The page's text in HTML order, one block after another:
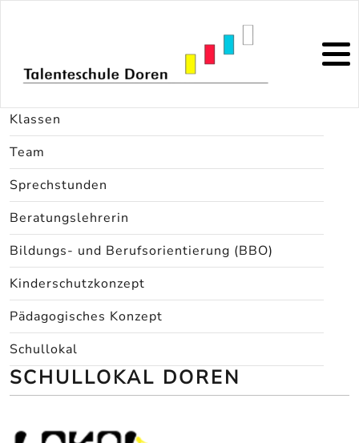
Direktion
Klassen
Team
Sprechstunden
Beratungslehrerin
Bildungs- und Berufsorientierung (BBO)
Kinderschutzkonzept
Pädagogisches Konzept
Schullokal
SCHULLOKAL DOREN